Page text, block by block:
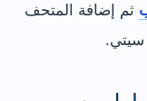
ثم إضافة المتحف